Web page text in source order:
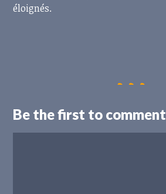
éloignés.
Be the first to comment